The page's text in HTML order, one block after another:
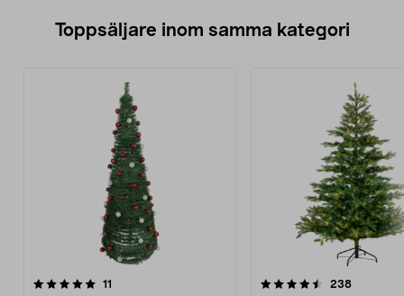
Toppsäljare inom samma kategori
11
4.5 av 5 stjärnor 238
4.5 av 5 stjärnor